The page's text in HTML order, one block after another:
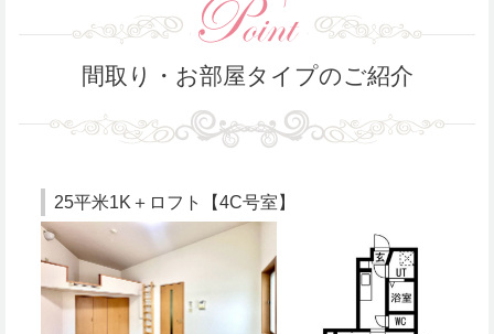
間取り・お部屋タイプのご紹介
25平米1K＋ロフト【4C号室】